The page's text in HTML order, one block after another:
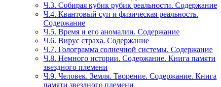
Ч.3. Собирая кубик рубик реальности. Содержание
Ч.4. Квантовый суп и физическая реальность.
Содержание
Ч.5. Время и его аномалии. Содержание
Ч.6. Вирус страха. Содержание
Ч.7. Голограмма солнечной системы. Содержание
Ч.8. Немного истории. Содержание. Книга памяти
звездного племени
Ч.9. Человек. Земля. Творение. Содержание. Книга
памяти звездного племени